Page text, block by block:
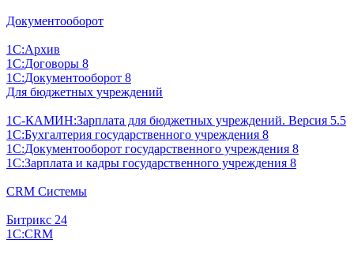
Документооборот
1С:Архив
1С:Договоры 8
1С:Документооборот 8
Для бюджетных учреждений
1С-КАМИН:Зарплата для бюджетных учреждений. Версия 5.5
1С:Бухгалтерия государственного учреждения 8
1С:Документооборот государственного учреждения 8
1С:Зарплата и кадры государственного учреждения 8
CRM Системы
Битрикс 24
1С:CRM